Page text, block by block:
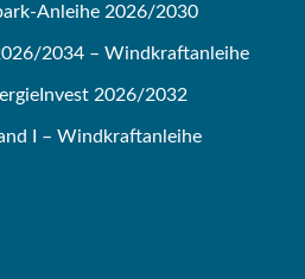
Anleihe 2026/2030
2034 – Windkraftanleihe
2026/2032
I – Windkraftanleihe